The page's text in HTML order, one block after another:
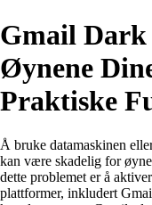
Gmail
Øynene
Praktiske
Å bruke datamaskinen
kan være skadelig for
dette problemet er å
plattformer, inkludert